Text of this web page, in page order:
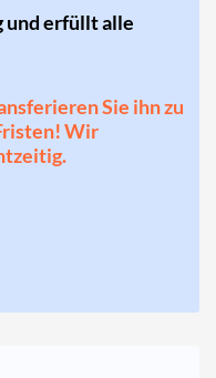
und erfüllt alle
Sie ihn zu
Wir